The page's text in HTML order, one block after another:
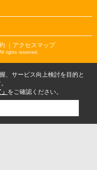
｜アクセスマップ
rights reserved.
、サービス向上検討を目的と
をご確認ください。